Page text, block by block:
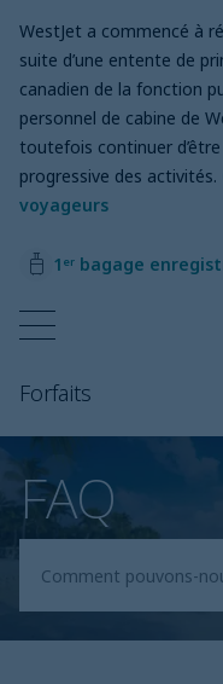
WestJet a commencé à
suite d’une entente de
canadien de la fonction
personnel de cabine de
toutefois continuer
progressive des activités.
voyageurs
1ᵉʳ bagage
Forfaits
FAQ